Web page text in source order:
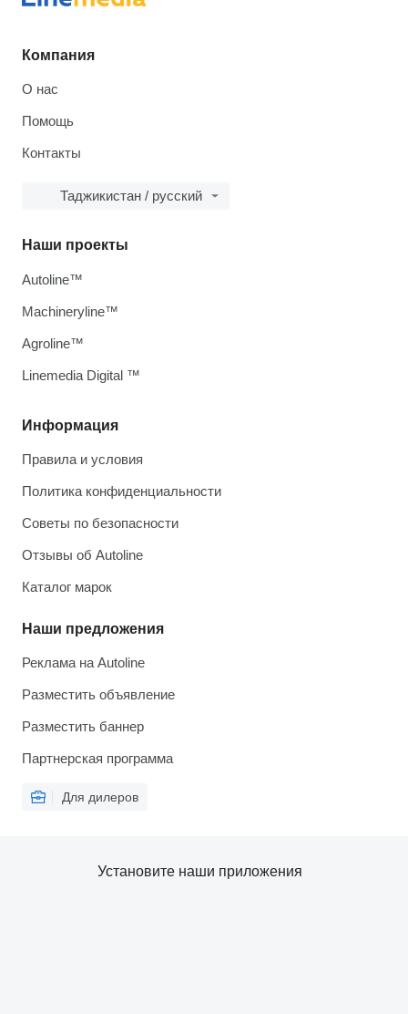
Компания
О нас
Помощь
Контакты
Таджикистан / русский
Информация
Правила и условия
Политика конфиденциальности
Советы по безопасности
Отзывы об Autoline
Каталог марок
Наши предложения
Реклама на Autoline
Разместить объявление
Разместить баннер
Партнерская программа
Для дилеров
Наши проекты
Autoline™
Machineryline™
Agroline™
Linemedia Digital ™
Установите наши приложения